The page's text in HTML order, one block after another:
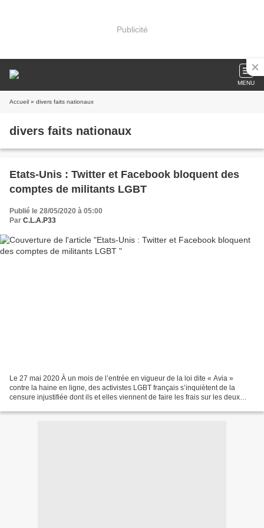
Publicité
MENU
Accueil » divers faits nationaux
divers faits nationaux
Etats-Unis : Twitter et Facebook bloquent des
comptes de militants LGBT
Publié le 28/05/2020 à 05:00
Par C.L.A.P33
Le 27 mai 2020 À un mois de l’entrée en vigueur de la loi dite « Avia »
contre la haine en ligne, des activistes LGBT français s’inquiètent de la
censure injustifiée dont ils et elles viennent de faire les frais sur les deux